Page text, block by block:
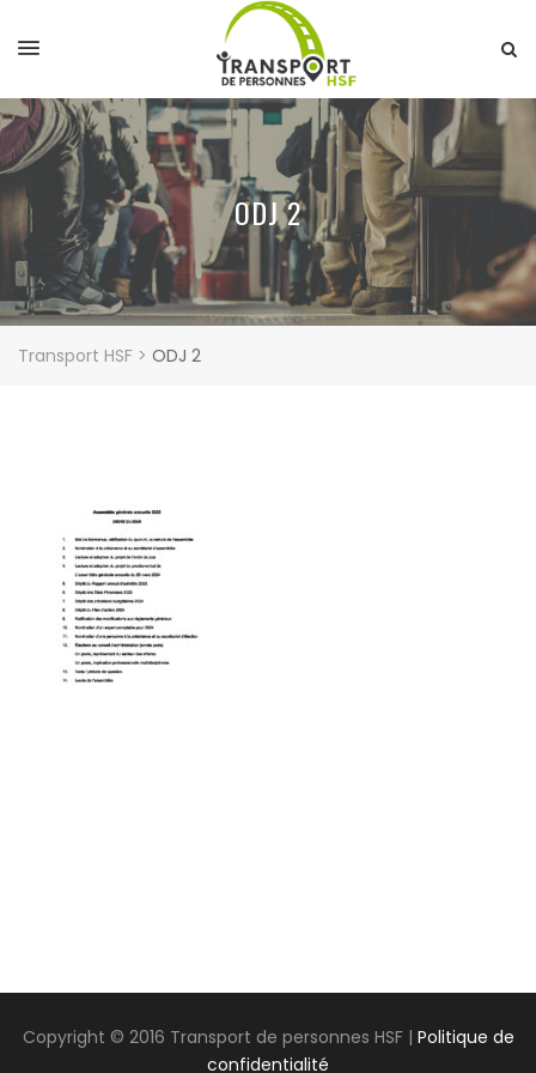
ODJ 2
Transport HSF > ODJ 2
Copyright © 2016 Transport de personnes HSF | Politique de
confidentialité